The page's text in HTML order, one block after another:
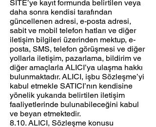
SİTE’ye kayıt formunda belirtilen veya
daha sonra kendisi tarafından
güncellenen adresi, e-posta adresi,
sabit ve mobil telefon hatları ve diğer
iletişim bilgileri üzerinden mektup, e-
posta, SMS, telefon görüşmesi ve diğer
yollarla iletişim, pazarlama, bildirim ve
diğer amaçlarla ALICI’ya ulaşma hakkı
bulunmaktadır. ALICI, işbu Sözleşme’yi
kabul etmekle SATICI’nın kendisine
yönelik yukarıda belirtilen iletişim
faaliyetlerinde bulunabileceğini kabul
ve beyan etmektedir.
8.10. ALICI, Sözleşme konusu